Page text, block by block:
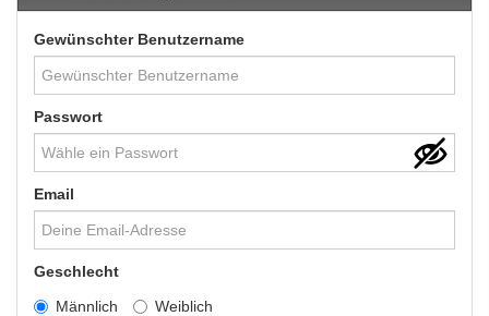
Gewünschter Benutzername
Passwort
Email
Geschlecht
Männlich
Weiblich